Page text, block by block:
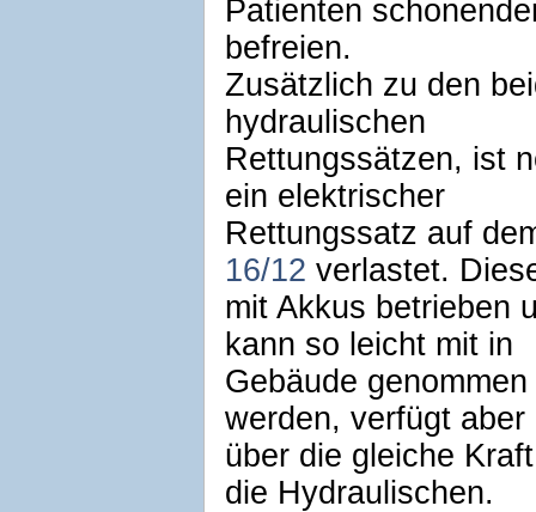
Patienten
befreien.
Zusätzlich zu den
hydraulischen
Rettungssätzen, ist
ein elektrischer
Rettungssatz auf
16/12 verlastet.
mit Akkus betrieben
kann so leicht mit in
Gebäude genommen
werden, verfügt aber
über die gleiche
die Hydraulischen.